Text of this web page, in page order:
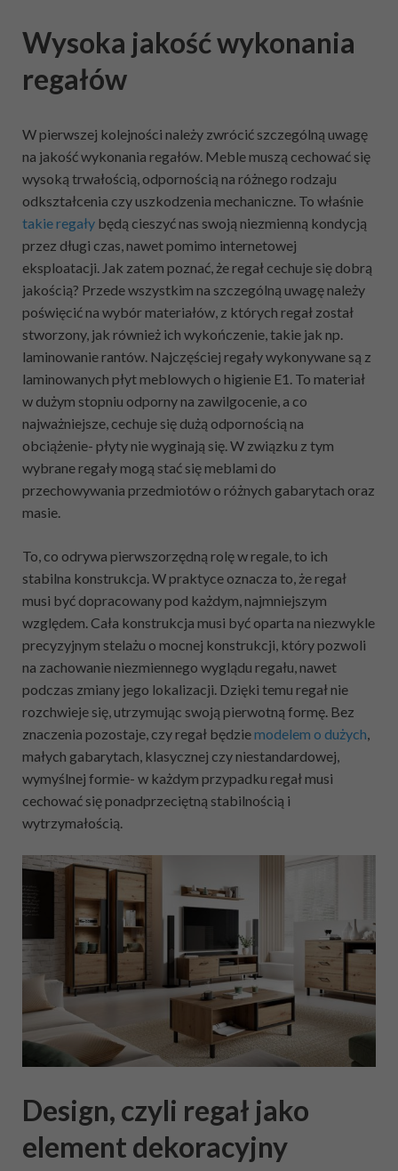
Wysoka jakość wykonania
regałów
W pierwszej kolejności należy zwrócić szczególną uwagę
na jakość wykonania regałów. Meble muszą cechować się
wysoką trwałością, odpornością na różnego rodzaju
odkształcenia czy uszkodzenia mechaniczne. To właśnie
takie regały będą cieszyć nas swoją niezmienną kondycją
przez długi czas, nawet pomimo internetowej
eksploatacji. Jak zatem poznać, że regał cechuje się dobrą
jakością? Przede wszystkim na szczególną uwagę należy
poświęcić na wybór materiałów, z których regał został
stworzony, jak również ich wykończenie, takie jak np.
laminowanie rantów. Najczęściej regały wykonywane są z
laminowanych płyt meblowych o higienie E1. To materiał
w dużym stopniu odporny na zawilgocenie, a co
najważniejsze, cechuje się dużą odpornością na
obciążenie- płyty nie wyginają się. W związku z tym
wybrane regały mogą stać się meblami do
przechowywania przedmiotów o różnych gabarytach oraz
masie.
To, co odrywa pierwszorzędną rolę w regale, to ich
stabilna konstrukcja. W praktyce oznacza to, że regał
musi być dopracowany pod każdym, najmniejszym
względem. Cała konstrukcja musi być oparta na niezwykle
precyzyjnym stelażu o mocnej konstrukcji, który pozwoli
na zachowanie niezmiennego wyglądu regału, nawet
podczas zmiany jego lokalizacji. Dzięki temu regał nie
rozchwieje się, utrzymując swoją pierwotną formę. Bez
znaczenia pozostaje, czy regał będziemodelem o dużych,
małych gabarytach, klasycznej czy niestandardowej,
wymyślnej formie- w każdym przypadku regał musi
cechować się ponadprzeciętną stabilnością i
wytrzymałością.
Design, czyli regał jako
element dekoracyjny